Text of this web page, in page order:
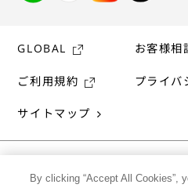
GLOBAL お客様相
ご利用規約 プライバ
サイトマップ
By clicking “Accept All Cookies”,